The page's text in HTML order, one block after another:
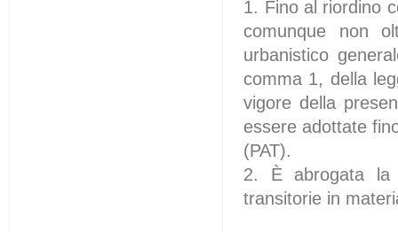
1. Fino al riordino
comunque non
urbanistico
comma 1, della
vigore della
essere adottate
(PAT).
2. È abrogata la
transitorie in